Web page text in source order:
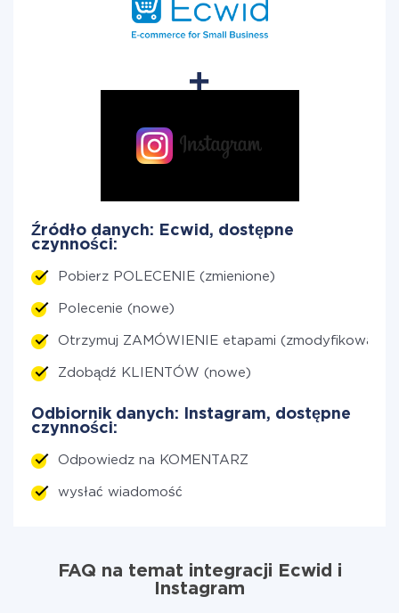
Źródło danych: Ecwid, dostępne
czynności:
Pobierz POLECENIE (zmienione)
Polecenie (nowe)
Otrzymuj ZAMÓWIENIE etapami (zmodyfikowane)
Zdobądź KLIENTÓW (nowe)
Odbiornik danych: Instagram, dostępne
czynności:
Odpowiedz na KOMENTARZ
wysłać wiadomość
FAQ na temat integracji Ecwid i
Instagram